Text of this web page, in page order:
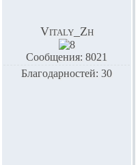
Vitaly_Zh
Сообщения: 8021
Благодарностей: 30